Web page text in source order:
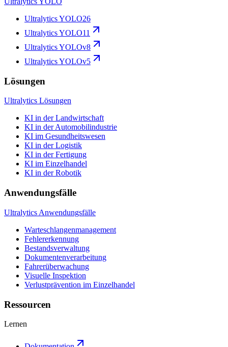
Ultralytics YOLO26
Ultralytics YOLO11
Ultralytics YOLOv8
Ultralytics YOLOv5
Lösungen
Ultralytics Lösungen
KI in der Landwirtschaft
KI in der Automobilindustrie
KI im Gesundheitswesen
KI in der Logistik
KI in der Fertigung
KI im Einzelhandel
KI in der Robotik
Anwendungsfälle
Ultralytics Anwendungsfälle
Warteschlangenmanagement
Fehlererkennung
Bestandsverwaltung
Dokumentenverarbeitung
Fahrerüberwachung
Visuelle Inspektion
Verlustprävention im Einzelhandel
Ressourcen
Lernen